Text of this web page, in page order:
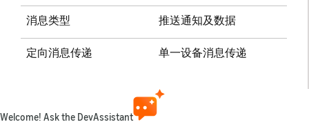
在Fire
消息类型
推送通知及数据
在Fire
定向消息传递
单一设备消息传递
定向消息传递
Welcome! Ask the DevAssistant